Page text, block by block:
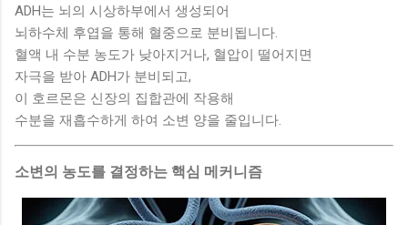
ADH는 뇌의 시상하부에서 생성되어
뇌하수체 후엽을 통해 혈중으로 분비됩니다.
혈액 내 수분 농도가 낮아지거나, 혈압이 떨어지면
자극을 받아 ADH가 분비되고,
이 호르몬은 신장의 집합관에 작용해
수분을 재흡수하게 하여 소변 양을 줄입니다.
소변의 농도를 결정하는 핵심 메커니즘